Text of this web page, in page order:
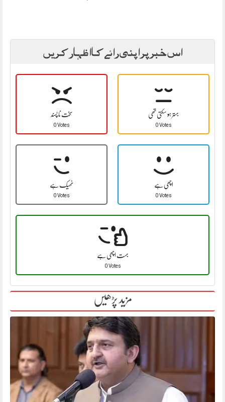
اس خبر پر اپنی رائے کا اظہار کریں
سخت نا پسند
0 Votes
بہتر ہو سکتی تھی
0 Votes
ٹھیک ہے
0 Votes
اچھی ہے
0 Votes
بہت اچھی ہے
0 Votes
مزید پڑھیں